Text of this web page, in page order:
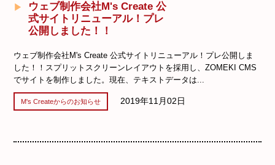
ウェブ制作会社M's Create 公
式サイトリニューアル！プレ
公開しました！！
ウェブ制作会社M's Create 公式サイトリニューアル！プレ公開しま
した！！スプリットスクリーンレイアウトを採用し、ZOMEKI CMS
でサイトを制作しました。現在、テキストデータは...
M's Createからのお知らせ 2019年11月02日